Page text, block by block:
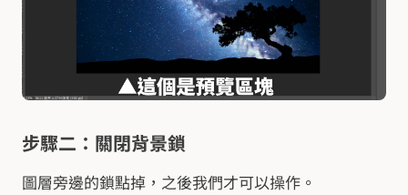
步驟二：關閉背景鎖
圖層旁邊的鎖點掉，之後我們才可以操作。